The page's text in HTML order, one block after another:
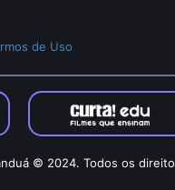
de Uso
© 2024. Todos os